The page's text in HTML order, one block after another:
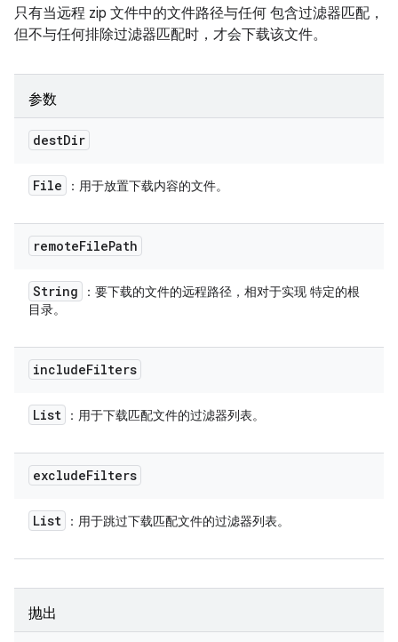
只有当远程 zip 文件中的文件路径与任何 包含过滤器匹配，
但不与任何排除过滤器匹配时，才会下载该文件。
参数
destDir
File ：用于放置下载内容的文件。
remoteFilePath
String
：要下载的文件的远程路径，相对于实现 特定的根
目录。
includeFilters
List ：用于下载匹配文件的过滤器列表。
excludeFilters
List ：用于跳过下载匹配文件的过滤器列表。
抛出